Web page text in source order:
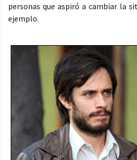
personas que aspiró a cambiar la
ejemplo.